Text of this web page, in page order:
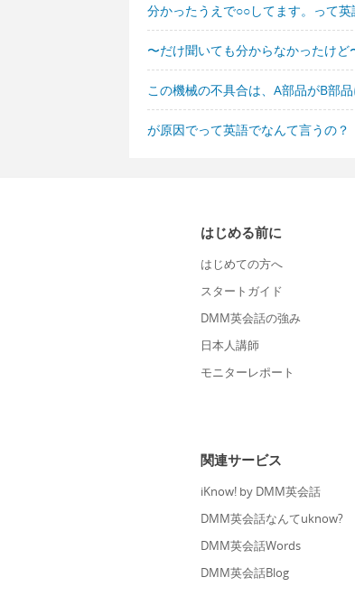
分かったうえで○○してます。って英
〜だけ聞いても分からなかったけ
この機械の不具合は、A部品がB部
が原因でって英語でなんて言うの？
はじめる前に
はじめての方へ
スタートガイド
DMM英会話の強み
日本人講師
モニターレポート
関連サービス
iKnow! by DMM英会話
DMM英会話なんてuknow?
DMM英会話Words
DMM英会話Blog